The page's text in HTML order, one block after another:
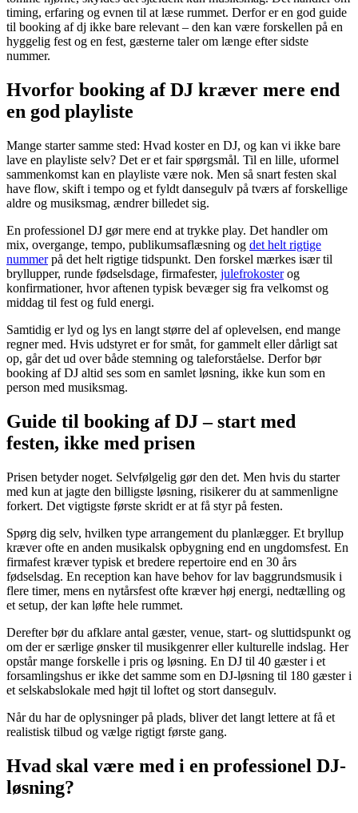
timing, erfaring og evnen til at læse rummet. Derfor er en god guide
til booking af dj ikke bare relevant – den kan være forskellen på en
hyggelig fest og en fest, gæsterne taler om længe efter sidste
nummer.
Hvorfor booking af DJ kræver mere end
en god playliste
Mange starter samme sted: Hvad koster en DJ, og kan vi ikke bare
lave en playliste selv? Det er et fair spørgsmål. Til en lille, uformel
sammenkomst kan en playliste være nok. Men så snart festen skal
have flow, skift i tempo og et fyldt dansegulv på tværs af forskellige
aldre og musiksmag, ændrer billedet sig.
En professionel DJ gør mere end at trykke play. Det handler om
mix, overgange, tempo, publikumsaflæsning og det helt rigtige
nummerpå det helt rigtige tidspunkt. Den forskel mærkes især til
bryllupper, runde fødselsdage, firmafester, julefrokosterog
konfirmationer, hvor aftenen typisk bevæger sig fra velkomst og
middag til fest og fuld energi.
Samtidig er lyd og lys en langt større del af oplevelsen, end mange
regner med. Hvis udstyret er for småt, for gammelt eller dårligt sat
op, går det ud over både stemning og taleforståelse. Derfor bør
booking af DJ altid ses som en samlet løsning, ikke kun som en
person med musiksmag.
Guide til booking af DJ – start med
festen, ikke med prisen
Prisen betyder noget. Selvfølgelig gør den det. Men hvis du starter
med kun at jagte den billigste løsning, risikerer du at sammenligne
forkert. Det vigtigste første skridt er at få styr på festen.
Spørg dig selv, hvilken type arrangement du planlægger. Et bryllup
kræver ofte en anden musikalsk opbygning end en ungdomsfest. En
firmafest kræver typisk et bredere repertoire end en 30 års
fødselsdag. En reception kan have behov for lav baggrundsmusik i
flere timer, mens en nytårsfest ofte kræver høj energi, nedtælling og
et setup, der kan løfte hele rummet.
Derefter bør du afklare antal gæster, venue, start- og sluttidspunkt og
om der er særlige ønsker til musikgenrer eller kulturelle indslag. Her
opstår mange forskelle i pris og løsning. En DJ til 40 gæster i et
forsamlingshus er ikke det samme som en DJ-løsning til 180 gæster i
et selskabslokale med højt til loftet og stort dansegulv.
Når du har de oplysninger på plads, bliver det langt lettere at få et
realistisk tilbud og vælge rigtigt første gang.
Hvad skal være med i en professionel DJ-
løsning?